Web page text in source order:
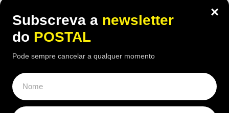
Entrevista a Fonseca Martins: “Nunca deixei de pintar,
desenhar e expor”
Trabalhou 39 anos num supermercado, ganhava quase
2.000€ e teve de voltar a trabalhar porque a pensão não
chegava: “Não me posso dar ao luxo de ficar sem fazer
nada”
×
Subscreva a newsletter
do POSTAL
Pode sempre cancelar a qualquer momento